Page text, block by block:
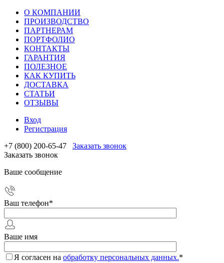
О КОМПАНИИ
ПРОИЗВОДСТВО
ПАРТНЕРАМ
ПОРТФОЛИО
КОНТАКТЫ
ГАРАНТИЯ
ПОЛЕЗНОЕ
КАК КУПИТЬ
ДОСТАВКА
СТАТЬИ
ОТЗЫВЫ
Вход
Регистрация
+7 (800) 200-65-47
Заказать звонок
Заказать звонок
Ваше сообщение
Ваш телефон*
Ваше имя
Я согласен на обработку персональных данных.*